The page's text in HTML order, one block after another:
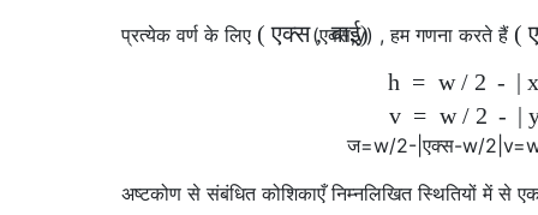
प्रत्येक वर्ण के लिए (एक्स,वाई)
(एक्स,y) , हम गणना करते हैं (
h = w/2 - |
v = w/2 - |
ज=w/2- |एक्स-w/2 |v=
अष्टकोण से संबंधित कोशिकाएँ निम्नलिखित स्थितियों में से